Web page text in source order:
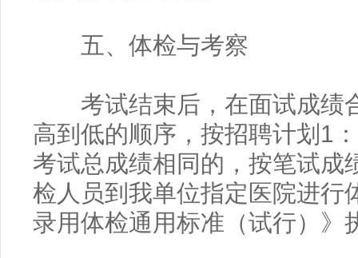
五、体检与考察
考试结束后，在面试成绩
高到低的顺序，按招聘计划1
考试总成绩相同的，按笔试成
检人员到我单位指定医院进行
录用体检通用标准（试行）》